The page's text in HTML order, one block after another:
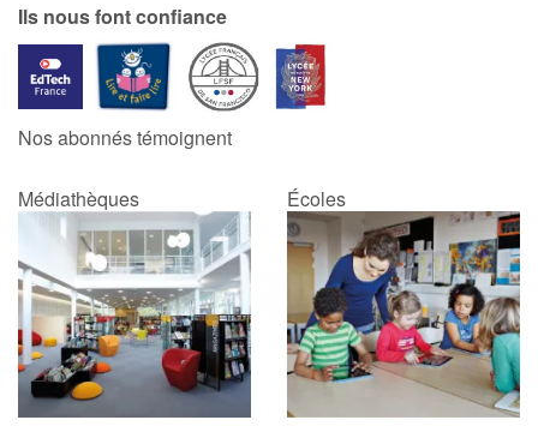
Vidéos & Tutoriaux
Blog
Actualités
Par thématique
Rencontres et témoignages
Contes d'ici et d'ailleurs
Autour de la lecture
Ils nous font confiance
Nos abonnés témoignent
Médiathèques Écoles